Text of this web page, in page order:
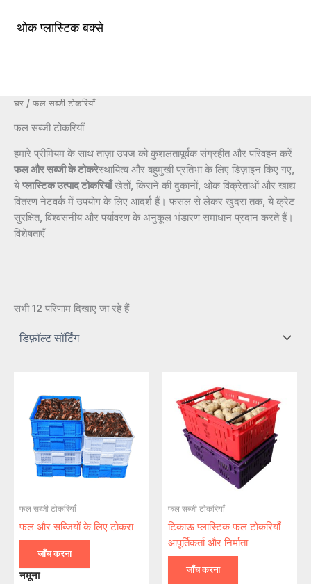
थोक प्लास्टिक बक्से
घर / फल सब्जी टोकरियाँ
फल सब्जी टोकरियाँ
हमारे प्रीमियम के साथ ताज़ा उपज को कुशलतापूर्वक संग्रहीत और परिवहन करें
फल और सब्जी के टोकरेस्थायित्व और बहुमुखी प्रतिभा के लिए डिज़ाइन किए गए,
येप्लास्टिक उत्पाद टोकरियाँखेतों, किराने की दुकानों, थोक विक्रेताओं और खाद्य
वितरण नेटवर्क में उपयोग के लिए आदर्श हैं। फसल से लेकर खुदरा तक, ये क्रेट
सुरक्षित, विश्वसनीय और पर्यावरण के अनुकूल भंडारण समाधान प्रदान करते हैं।
विशेषताएँ
सभी 12 परिणाम दिखाए जा रहे हैं
फल सब्जी टोकरियाँ
फल और सब्जियों के लिए टोकरा
जाँच करना
नमूना
फल सब्जी टोकरियाँ
टिकाऊ प्लास्टिक फल टोकरियाँ
आपूर्तिकर्ता और निर्माता
जाँच करना